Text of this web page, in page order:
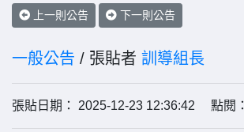
上一則公告 下一則公告
一般公告 / 張貼者 訓導組長
張貼日期： 2025-12-23 12:36:42 點閱：